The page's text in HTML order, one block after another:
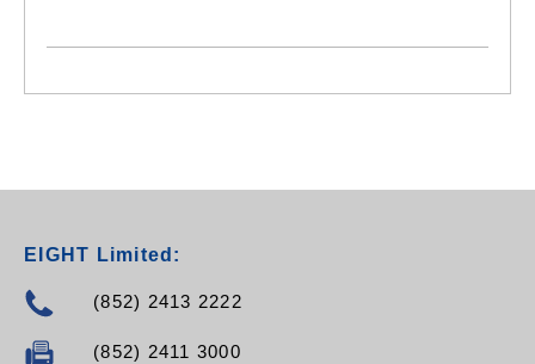
EIGHT Limited:
(852) 2413 2222
(852) 2411 3000